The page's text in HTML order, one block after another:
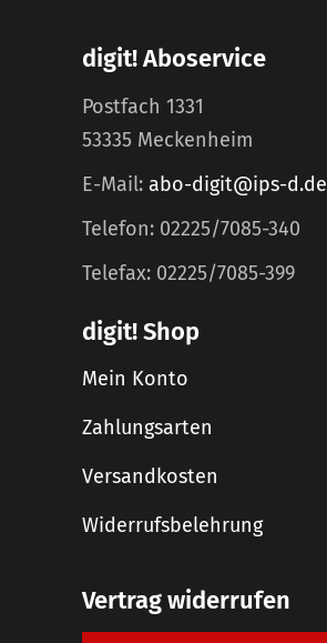
digit! Aboservice
Postfach 1331
53335 Meckenheim
E-Mail: abo-digit@ips-d.de
Telefon: 02225/7085-340
Telefax: 02225/7085-399
digit! Shop
Mein Konto
Zahlungsarten
Versandkosten
Widerrufsbelehrung
Vertrag widerrufen